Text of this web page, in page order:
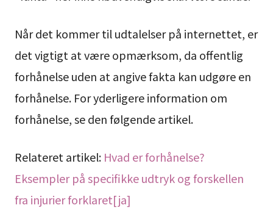
Når det kommer til udtalelser på internettet, er
det vigtigt at være opmærksom, da offentlig
forhånelse uden at angive fakta kan udgøre en
forhånelse. For yderligere information om
forhånelse, se den følgende artikel.
Relateret artikel: Hvad er forhånelse?
Eksempler på specifikke udtryk og forskellen
fra injurier forklaret[ja]